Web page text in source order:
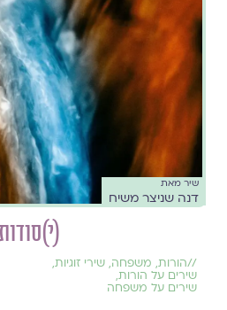
שיר מאת
דנה שניצר משיח
(י)סודות
//הורות, משפחה, שירי זוגיות,
שירים על הורות,
שירים על משפחה